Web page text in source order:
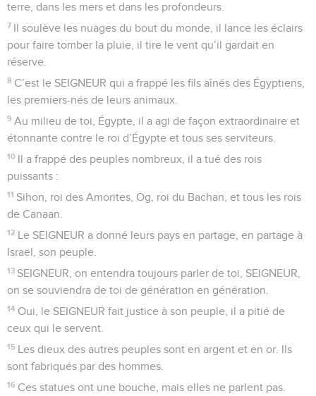
heures de la nuit !
2 Levez vos mains vers le lieu saint et remerciez le
SEIGNEUR !
3 Que le SEIGNEUR vous bénisse depuis le temple de
Jérusalem, lui qui a fait le ciel et la terre !
© Société biblique française – Bibli’O, 2000, avec autorisation. Pour vous procurer
une Bible imprimée, rendez-vous sur www.editionsbiblio.fr
Psaumes
Seuls les Évangiles sont disponibles en vidéo pour le moment.
Merci au Sauveur d'Israël
1 Chantez la louange du SEIGNEUR ! Chantez le nom du
SEIGNEUR, chantez sa louange, vous ses serviteurs
2 qui vous tenez dans le temple du SEIGNEUR, dans les
cours de la maison de notre Dieu !
3 Chantez le SEIGNEUR, car il est bon, jouez pour son nom,
car il est aimable.